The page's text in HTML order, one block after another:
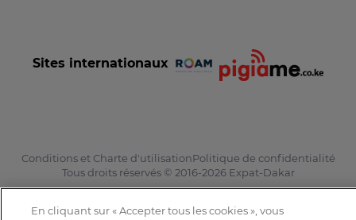
Sites internationaux
Conditions et Charte d'utilisationPolitique de confidentialité
Tous droits réservés © 2016-2026 Expat-Dakar
En cliquant sur « Accepter tous les cookies », vous